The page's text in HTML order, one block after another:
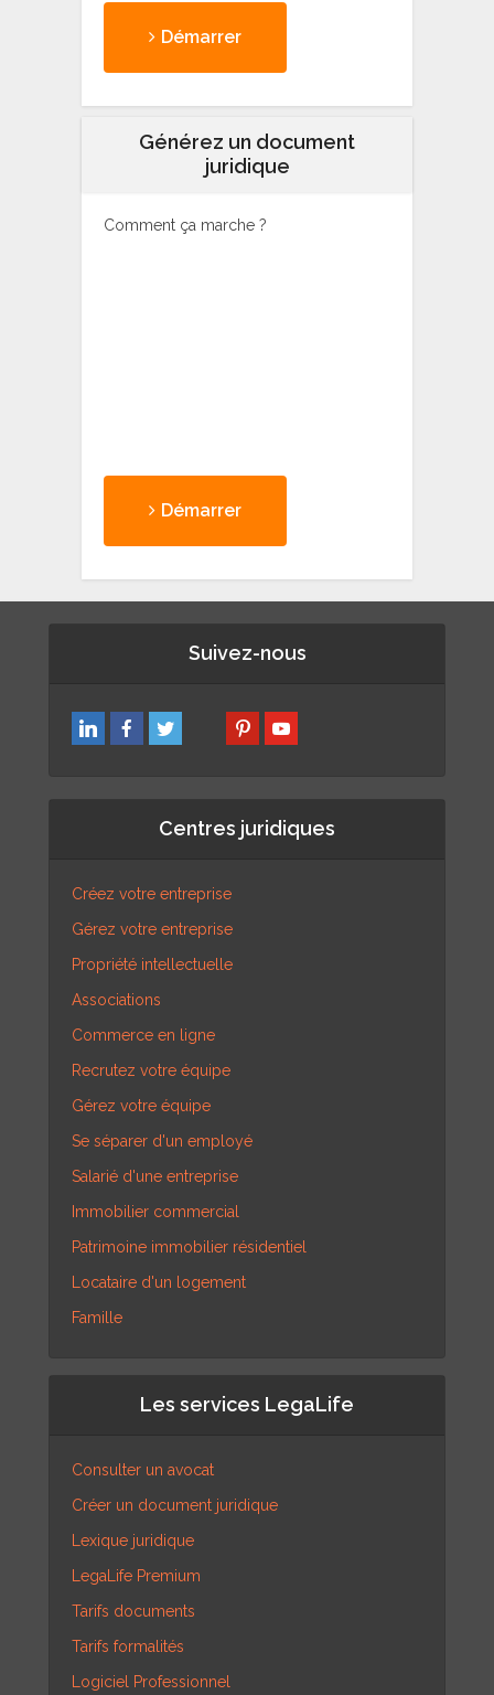
Démarrer
Générez un document
juridique
Comment ça marche ?
Démarrer
Suivez-nous
Centres juridiques
Créez votre entreprise
Gérez votre entreprise
Propriété intellectuelle
Associations
Commerce en ligne
Recrutez votre équipe
Gérez votre équipe
Se séparer d'un employé
Salarié d'une entreprise
Immobilier commercial
Patrimoine immobilier résidentiel
Locataire d'un logement
Famille
Les services LegaLife
Consulter un avocat
Créer un document juridique
Lexique juridique
LegaLife Premium
Tarifs documents
Tarifs formalités
Logiciel Professionnel